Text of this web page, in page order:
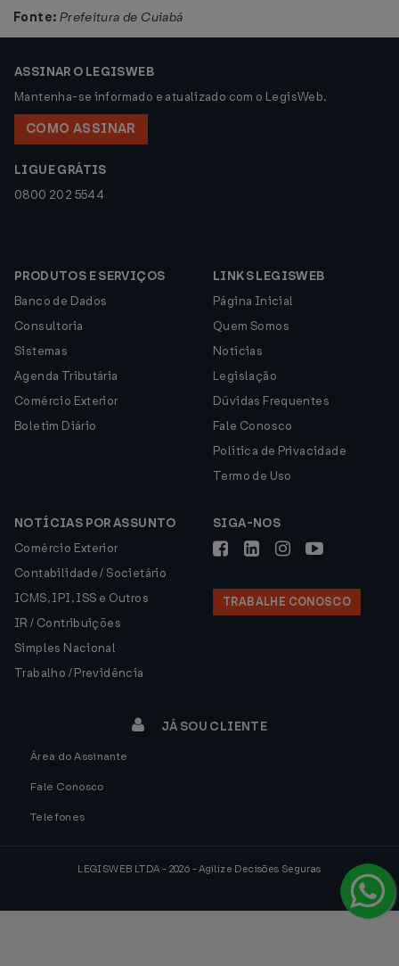
Fonte: Prefeitura de Cuiabá
ASSINAR O LEGISWEB
Mantenha-se informado e atualizado com o LegisWeb.
COMO ASSINAR
LIGUE GRÁTIS
0800 202 5544
PRODUTOS E SERVIÇOS
Banco de Dados
Consultoria
Sistemas
Agenda Tributária
Comércio Exterior
Boletim Diário
LINKS LEGISWEB
Página Inicial
Quem Somos
Notícias
Legislação
Dúvidas Frequentes
Fale Conosco
Política de Privacidade
Termo de Uso
NOTÍCIAS POR ASSUNTO
Comércio Exterior
Contabilidade / Societário
ICMS, IPI, ISS e Outros
IR / Contribuições
Simples Nacional
Trabalho / Previdência
SIGA-NOS
TRABALHE CONOSCO
JÁ SOU CLIENTE
Área do Assinante
Fale Conosco
Telefones
LEGISWEB LTDA - 2026 - Agilize Decisões Seguras